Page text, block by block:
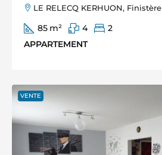
LE RELECQ KERHUON, Finistère
85 m² 4
2
APPARTEMENT
VENTE